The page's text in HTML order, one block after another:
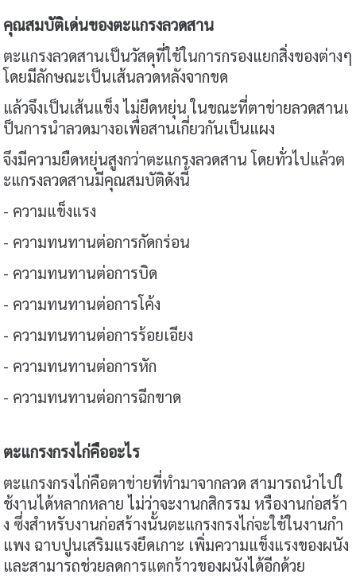
คุณสมบัติเด่นของตะแกรงลวดสาน
ตะแกรงลวดสานเป็นวัสดุที่ใช้ในการกรองแยกสิ่งของต่างๆ
โดยมีลักษณะเป็นเส้นลวดหลังจากขด
แล้วจึงเป็นเส้นแข็ง ไม่ยืดหยุ่น ในขณะที่ตาข่ายลวดสานเ
ป็นการนำลวดมางอเพื่อสานเกี่ยวกันเป็นแผง
จึงมีความยืดหยุ่นสูงกว่าตะแกรงลวดสาน โดยทั่วไปแล้วต
ะแกรงลวดสานมีคุณสมบัติดังนี้
- ความแข็งแรง
- ความทนทานต่อการกัดกร่อน
- ความทนทานต่อการบิด
- ความทนทานต่อการโค้ง
- ความทนทานต่อการร้อยเอียง
- ความทนทานต่อการหัก
- ความทนทานต่อการฉีกขาด
ตะแกรงกรงไก่คืออะไร
ตะแกรงกรงไก่คือตาข่ายที่ทำมาจากลวด สามารถนำไปใ
ช้งานได้หลากหลาย ไม่ว่าจะงานกสิกรรม หรืองานก่อสร้า
ง ซึ่งสำหรับงานก่อสร้างนั้นตะแกรงกรงไก่จะใช้ในงานกำ
แพง ฉาบปูนเสริมแรงยึดเกาะ เพิ่มความแข็งแรงของผนัง
และสามารถช่วยลดการแตกร้าวของผนังได้อีกด้วย